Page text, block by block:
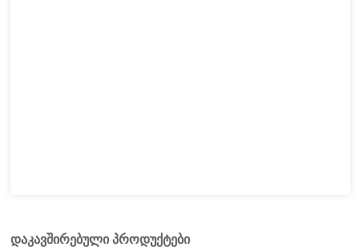
დაკავშირებული პროდუქტები